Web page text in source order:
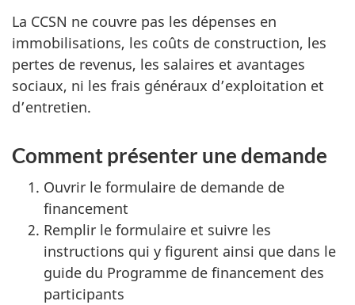
La CCSN ne couvre pas les dépenses en
immobilisations, les coûts de construction, les
pertes de revenus, les salaires et avantages
sociaux, ni les frais généraux d’exploitation et
d’entretien.
Comment présenter une demande
Ouvrir le formulaire de demande de
financement
Remplir le formulaire et suivre les
instructions qui y figurent ainsi que dans le
guide du Programme de financement des
participants